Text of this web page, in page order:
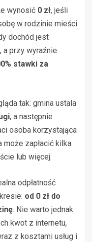
wynosić 0 zł, jeśli
w rodzinie mieści
dochód jest
przy wyraźnie
stawki za
tak: gmina ustala
, a następnie
osoba korzystająca
zapłacić kilka
lub więcej.
odpłatność
od 0 zł do
. Nie warto jednak
kwot z internetu,
z kosztami usług i